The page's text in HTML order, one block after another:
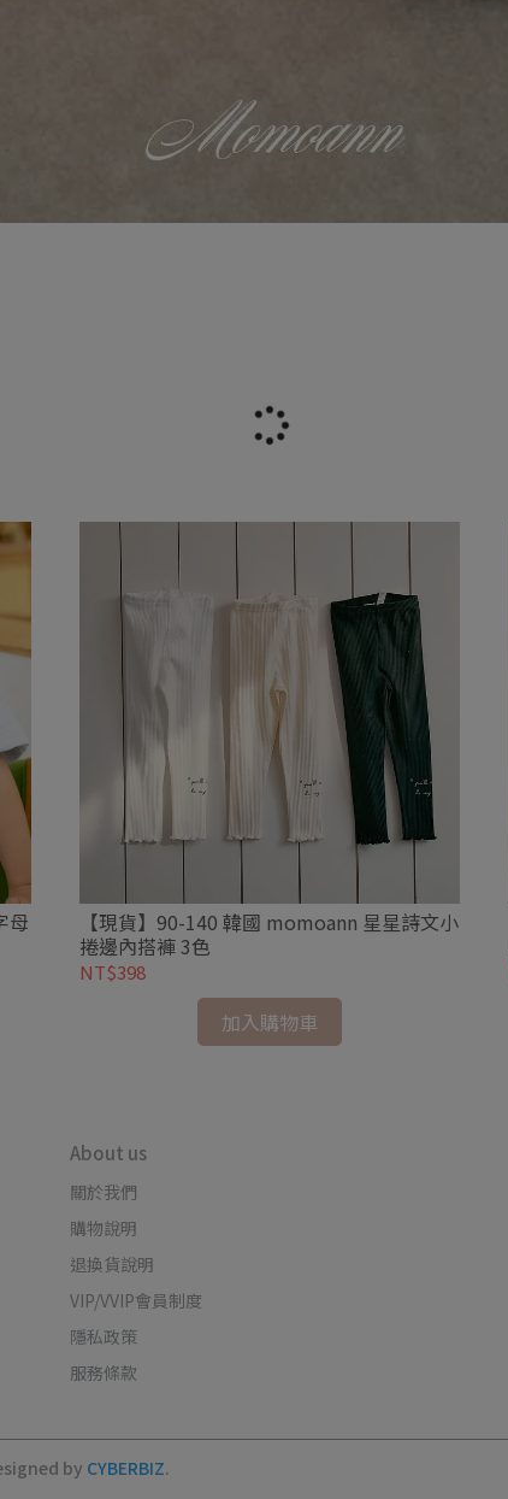
母
【現貨】90-140 韓國 momoann 星星詩文小
捲邊內搭褲 3色
NT$398
加入購物車
About us
關於我們
購物說明
退換貨說明
VIP/VVIP會員制度
隱私政策
服務條款
by CYBERBIZ.